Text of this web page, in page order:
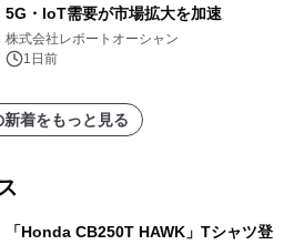
5G・IoT需要が市場拡大を加速
株式会社レポートオーシャン
1日前
新着をもっと見る
「Honda CB250T HAWK」Tシャツ登